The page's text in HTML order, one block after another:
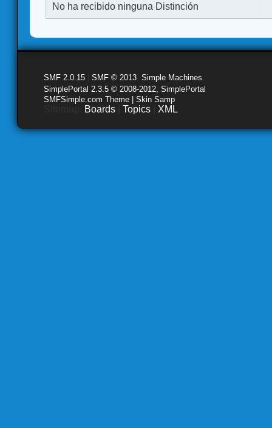
No ha recibido ninguna Distinción
SMF 2.0.15 SMF © 2013 Simple Machines
SimplePortal 2.3.5 © 2008-2012, SimplePortal
SMFSimple.com Theme | Skin Samp
Boards Topics XML